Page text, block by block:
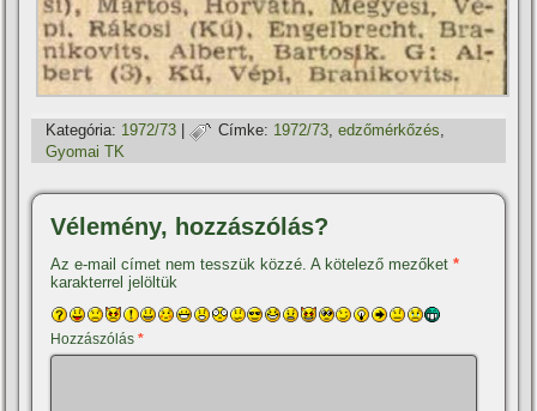
Kategória: 1972/73 | Címke: 1972/73,edzőmérkőzés,
Gyomai TK
Vélemény, hozzászólás?
Az e-mail címet nem tesszük közzé. A kötelező mezőket*
karakterrel jelöltük
Hozzászólás*